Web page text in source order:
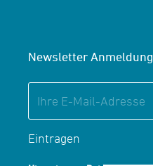
Newsletter Anmeldung
Eintragen